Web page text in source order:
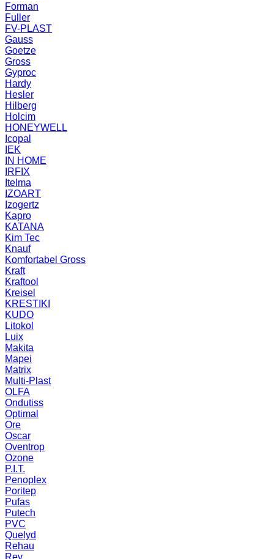
Forman
Fuller
FV-PLAST
Gauss
Goetze
Gross
Gyproc
Hardy
Hesler
Hilberg
Holcim
HONEYWELL
Icopal
IEK
IN HOME
IRFIX
Itelma
IZOART
Izogertz
Kapro
KATANA
Kim Tec
Knauf
Komfortabel Gross
Kraft
Kraftool
Kreisel
KRESTIKI
KUDO
Litokol
Luix
Makita
Mapei
Matrix
Multi-Plast
OLFA
Ondutiss
Optimal
Ore
Oscar
Oventrop
Ozone
P.I.T.
Penoplex
Poritep
Pufas
Putech
PVC
Quelyd
Rehau
Rev